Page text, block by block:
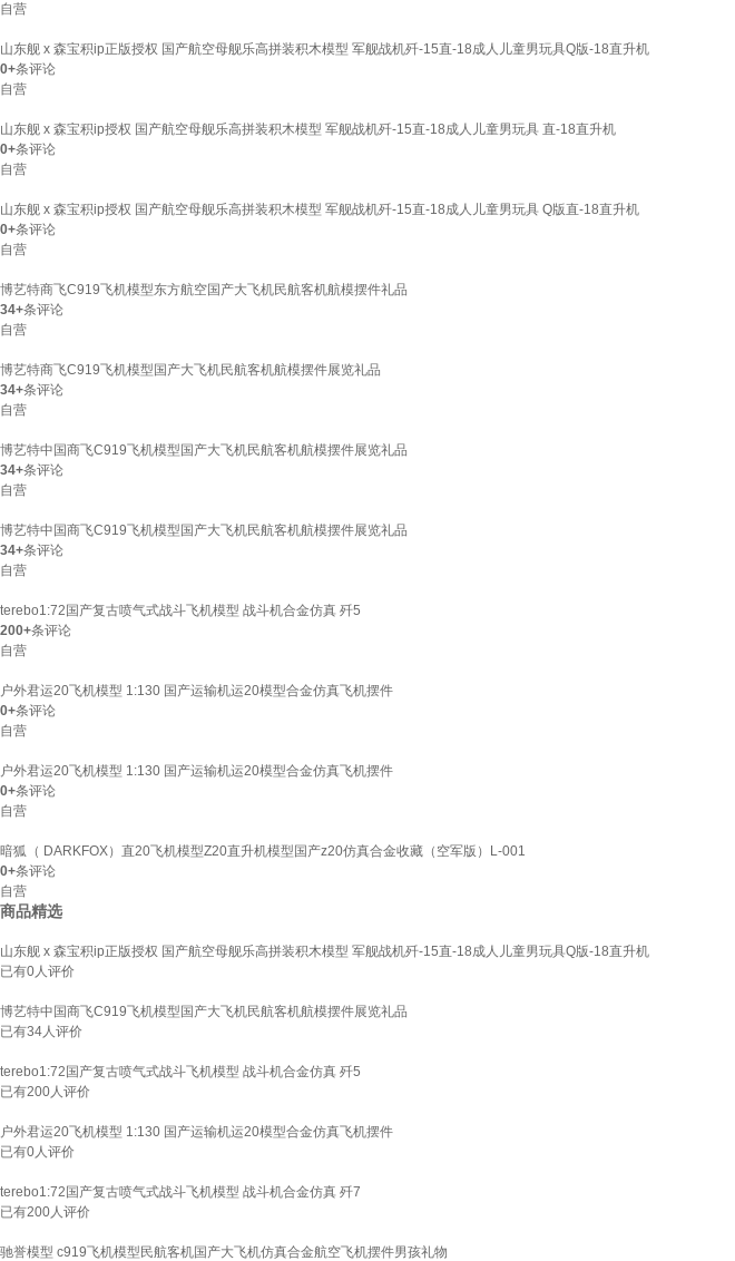
自营
山东舰 x 森宝积ip正版授权 国产航空母舰乐高拼装积木模型 军舰战机歼-15直-18成人儿童男玩具Q版-18直升机
0+条评论
自营
山东舰 x 森宝积ip授权 国产航空母舰乐高拼装积木模型 军舰战机歼-15直-18成人儿童男玩具 直-18直升机
0+条评论
自营
山东舰 x 森宝积ip授权 国产航空母舰乐高拼装积木模型 军舰战机歼-15直-18成人儿童男玩具 Q版直-18直升机
0+条评论
自营
博艺特商飞C919飞机模型东方航空国产大飞机民航客机航模摆件礼品
34+条评论
自营
博艺特商飞C919飞机模型国产大飞机民航客机航模摆件展览礼品
34+条评论
自营
博艺特中国商飞C919飞机模型国产大飞机民航客机航模摆件展览礼品
34+条评论
自营
博艺特中国商飞C919飞机模型国产大飞机民航客机航模摆件展览礼品
34+条评论
自营
terebo1:72国产复古喷气式战斗飞机模型 战斗机合金仿真 歼5
200+条评论
自营
户外君运20飞机模型 1:130 国产运输机运20模型合金仿真飞机摆件
0+条评论
自营
户外君运20飞机模型 1:130 国产运输机运20模型合金仿真飞机摆件
0+条评论
自营
暗狐（ DARKFOX）直20飞机模型Z20直升机模型国产z20仿真合金收藏（空军版）L-001
0+条评论
自营
商品精选
山东舰 x 森宝积ip正版授权 国产航空母舰乐高拼装积木模型 军舰战机歼-15直-18成人儿童男玩具Q版-18直升机
已有0人评价
博艺特中国商飞C919飞机模型国产大飞机民航客机航模摆件展览礼品
已有34人评价
terebo1:72国产复古喷气式战斗飞机模型 战斗机合金仿真 歼5
已有200人评价
户外君运20飞机模型 1:130 国产运输机运20模型合金仿真飞机摆件
已有0人评价
terebo1:72国产复古喷气式战斗飞机模型 战斗机合金仿真 歼7
已有200人评价
驰誉模型 c919飞机模型民航客机国产大飞机仿真合金航空飞机摆件男孩礼物